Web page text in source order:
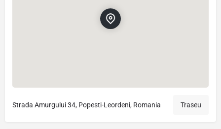
Strada Amurgului 34, Popesti-Leordeni, Romania Traseu